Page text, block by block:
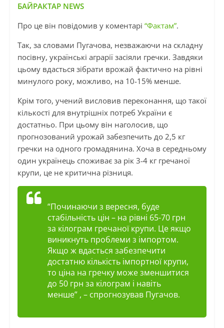
БАЙРАКТАР NEWS
Про це він повідомив у коментарі “Фактам”.
Так, за словами Пугачова, незважаючи на складну
посівну, українські аграрії засіяли гречки. Завдяки
цьому вдасться зібрати врожай фактично на рівні
минулого року, можливо, на 10-15% менше.
Крім того, учений висловив переконання, що такої
кількості для внутрішніх потреб України є
достатньо. При цьому він наголосив, що
прогнозований урожай забезпечить до 2,5 кг
гречки на одного громадянина. Хоча в середньому
один українець споживає за рік 3-4 кг гречаної
крупи, це не критична різниця.
“Починаючи з вересня, буде
стабільність цін – на рівні 65-70 грн
за кілограм гречаної крупи. Це якщо
виникнуть проблеми з імпортом.
Якщо ж вдасться забезпечити
достатню кількість імпортної крупи,
то ціна на гречку може зменшитися
до 50 грн за кілограм і навіть
менше” , – спрогнозував Пугачов.